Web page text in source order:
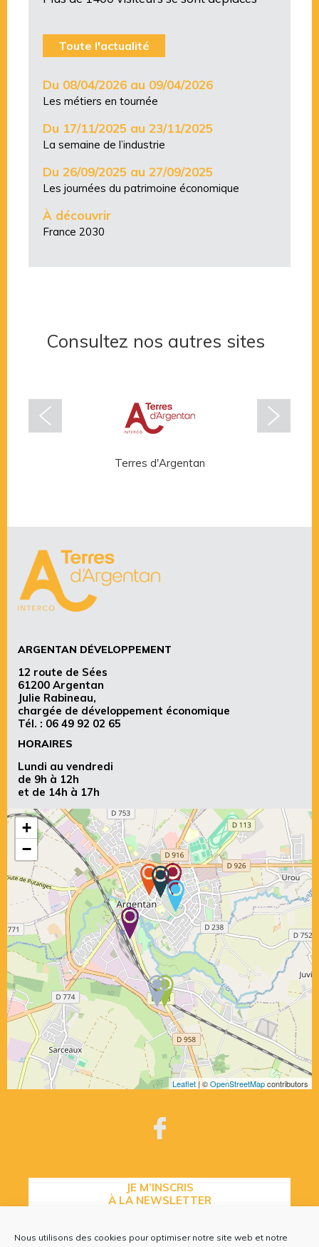
Nous utilisons des cookies pour optimiser notre site web et notre
Toute l'actualité
Du 08/04/2026 au 09/04/2026
Les métiers en tournée
Du 17/11/2025 au 23/11/2025
La semaine de l’industrie
Du 26/09/2025 au 27/09/2025
Les journées du patrimoine économique
À découvrir
France 2030
Consultez nos autres sites
Terres d'Argentan
ARGENTAN DÉVELOPPEMENT
12 route de Sées
61200 Argentan
Julie Rabineau,
chargée de développement économique
Tél. : 06 49 92 02 65
HORAIRES
Lundi au vendredi
de 9h à 12h
et de 14h à 17h
+
−
Leaflet | ©OpenStreetMapcontributors
JE M’INSCRIS
À LA NEWSLETTER